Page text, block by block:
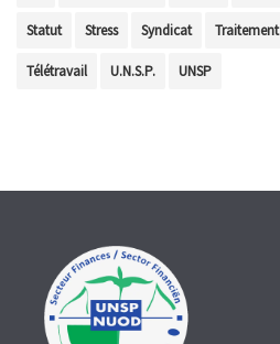
Statut Stress Syndicat Traitement
Télétravail U.N.S.P. UNSP